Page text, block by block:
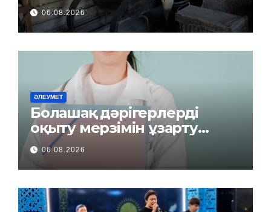
06.08.2026
ӘЛЕУМЕТ
Болашақ дәрігерлерді
оқыту мерзімін ұзарту
керек пе?
06.08.2026